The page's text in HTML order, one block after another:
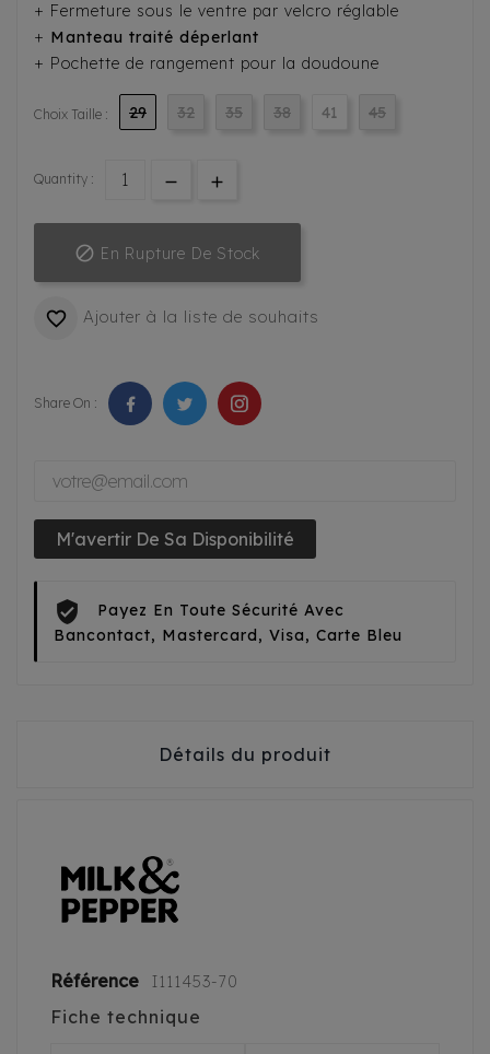
+ Fermeture sous le ventre par velcro réglable
+ Manteau traité déperlant
+ Pochette de rangement pour la doudoune
Choix Taille : 29 32 35 38 41 45
Quantity :
 En Rupture De Stock
 Ajouter à la liste de souhaits
Share On :
M'avertir De Sa Disponibilité
Payez En Toute Sécurité Avec
Bancontact, Mastercard, Visa, Carte Bleu
Détails du produit
Référence I111453-70
Fiche technique